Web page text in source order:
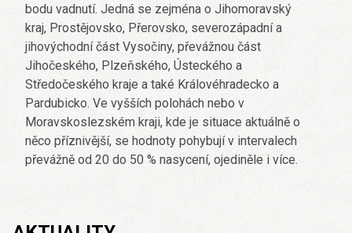
bodu vadnutí. Jedná se zejména o Jihomoravský
kraj, Prostějovsko, Přerovsko, severozápadní a
jihovýchodní část Vysočiny, převážnou část
Jihočeského, Plzeňského, Ústeckého a
Středočeského kraje a také Královéhradecko a
Pardubicko. Ve vyšších polohách nebo v
Moravskoslezském kraji, kde je situace aktuálně o
něco příznivější, se hodnoty pohybují v intervalech
převážně od 20 do 50 % nasycení, ojediněle i více.